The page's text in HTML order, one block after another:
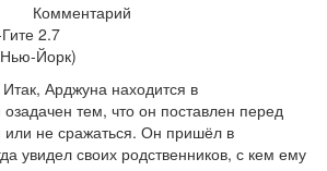
Комментарий
2.7
Йорк)
Арджуна находится в
тем, что он поставлен перед
или не сражаться. Он пришёл в
увидел своих родственников, с кем ему